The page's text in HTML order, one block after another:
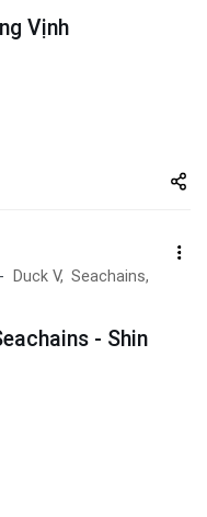
Vịnh
Share
zuto.vn
Duck V, Seachains,
- Shin